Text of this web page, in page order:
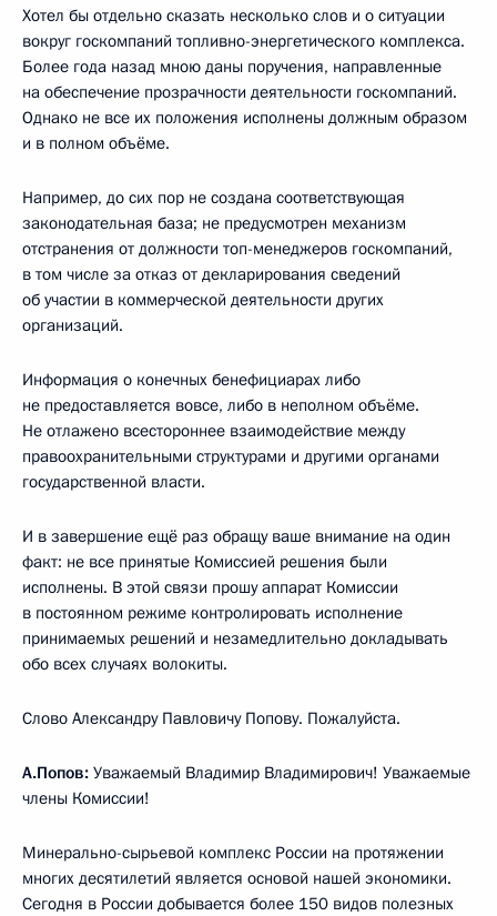
Хотел бы отдельно сказать несколько слов и о ситуации
вокруг госкомпаний топливно-энергетического комплекса.
Более года назад мною даны поручения, направленные
на обеспечение прозрачности деятельности госкомпаний.
Однако не все их положения исполнены должным образом
и в полном объёме.
Например, до сих пор не создана соответствующая
законодательная база; не предусмотрен механизм
отстранения от должности топ-менеджеров госкомпаний,
в том числе за отказ от декларирования сведений
об участии в коммерческой деятельности других
организаций.
Информация о конечных бенефициарах либо
не предоставляется вовсе, либо в неполном объёме.
Не отлажено всестороннее взаимодействие между
правоохранительными структурами и другими органами
государственной власти.
И в завершение ещё раз обращу ваше внимание на один
факт: не все принятые Комиссией решения были
исполнены. В этой связи прошу аппарат Комиссии
в постоянном режиме контролировать исполнение
принимаемых решений и незамедлительно докладывать
обо всех случаях волокиты.
Слово Александру Павловичу Попову. Пожалуйста.
А.Попов: Уважаемый Владимир Владимирович! Уважаемые
члены Комиссии!
Минерально-сырьевой комплекс России на протяжении
многих десятилетий является основой нашей экономики.
Сегодня в России добывается более 150 видов полезных